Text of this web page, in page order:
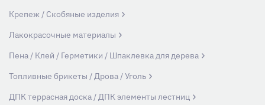
Крепеж / Скобяные изделия
Лакокрасочные материалы
Пена / Клей / Герметики / Шпаклевка для дерева
Топливные брикеты / Дрова / Уголь
ДПК террасная доска / ДПК элементы лестниц